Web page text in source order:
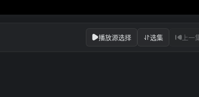
播放源选择 选集 上一